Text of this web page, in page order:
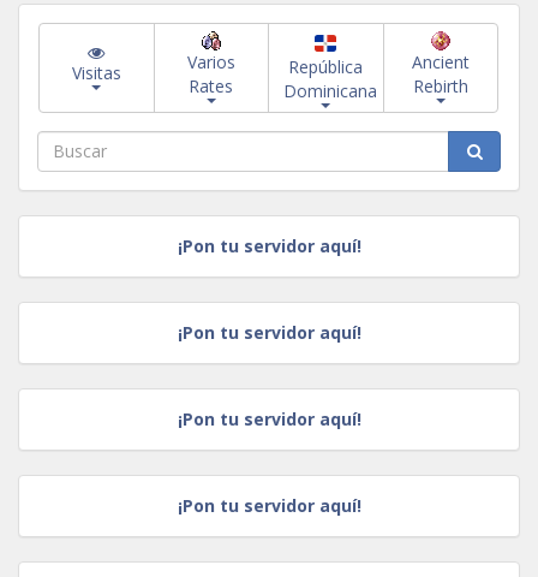
Visitas
Varios
Rates
República
Dominicana
Ancient
Rebirth
¡Pon tu servidor aquí!
¡Pon tu servidor aquí!
¡Pon tu servidor aquí!
¡Pon tu servidor aquí!